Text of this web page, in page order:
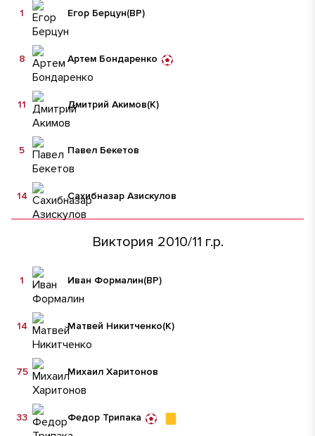
Егор Берцун(ВР)
1
Артем Бондаренко
8
Дмитрий Акимов(К)
11
Павел Бекетов
5
Сахибназар Азискулов
14
Виктория 2010/11 г.р.
Иван Формалин(ВР)
1
Матвей Никитченко(К)
14
Михаил Харитонов
75
Федор Трипака
33